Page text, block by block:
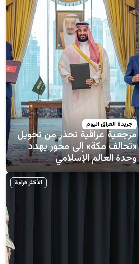
جريدة العراق اليوم
مرجعية عراقية تحذر من تحويل
«تحالف مكة» إلى محور يهدد
وحدة العالم الإسلامي
الأكثر قراءة